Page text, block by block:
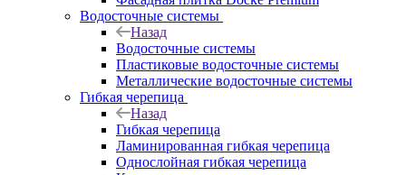
Водосточные системы
Назад
Водосточные системы
Пластиковые водосточные системы
Металлические водосточные системы
Гибкая черепица
Назад
Гибкая черепица
Ламинированная гибкая черепица
Однослойная гибкая черепица